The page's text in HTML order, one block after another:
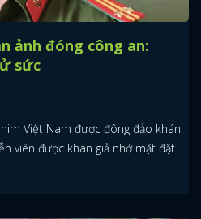
ảnh đóng công an:
sức
Việt Nam được đông đảo khán
viên được khán giả nhớ mặt đặt